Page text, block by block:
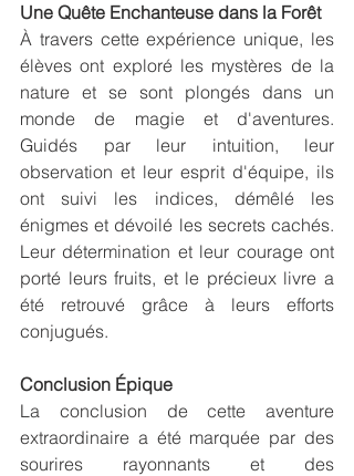
Une Quête Enchanteuse dans la Forêt
À travers cette expérience unique, les
élèves ont exploré les mystères de la
nature et se sont plongés dans un
monde de magie et d'aventures.
Guidés par leur intuition, leur
observation et leur esprit d'équipe, ils
ont suivi les indices, démêlé les
énigmes et dévoilé les secrets cachés.
Leur détermination et leur courage ont
porté leurs fruits, et le précieux livre a
été retrouvé grâce à leurs efforts
conjugués.
Conclusion Épique
La conclusion de cette aventure
extraordinaire a été marquée par des
sourires rayonnants et des